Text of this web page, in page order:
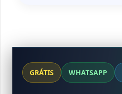
GRÁTIS WHATSAPP